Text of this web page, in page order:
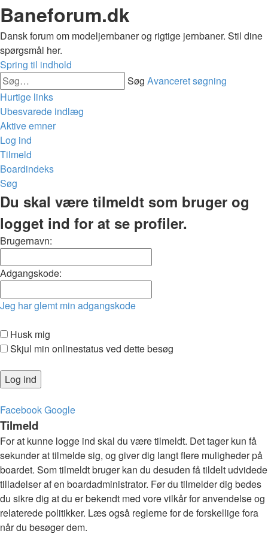
Baneforum.dk
Dansk forum om modeljernbaner og rigtige jernbaner. Stil dine
spørgsmål her.
Spring til indhold
Søg Avanceret søgning
Hurtige links
Ubesvarede indlæg
Aktive emner
Log ind
Tilmeld
Boardindeks
Søg
Du skal være tilmeldt som bruger og
logget ind for at se profiler.
Brugernavn:
Adgangskode:
Jeg har glemt min adgangskode
Husk mig
Skjul min onlinestatus ved dette besøg
FacebookGoogle
Tilmeld
For at kunne logge ind skal du være tilmeldt. Det tager kun få
sekunder at tilmelde sig, og giver dig langt flere muligheder på
boardet. Som tilmeldt bruger kan du desuden få tildelt udvidede
tilladelser af en boardadministrator. Før du tilmelder dig bedes
du sikre dig at du er bekendt med vore vilkår for anvendelse og
relaterede politikker. Læs også reglerne for de forskellige fora
når du besøger dem.